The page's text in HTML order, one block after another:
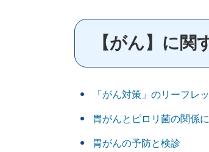
【がん】に関
「がん対策」のリーフレ
胃がんとピロリ菌の関係
胃がんの予防と検診